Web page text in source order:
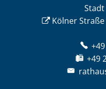
Kölner
+49